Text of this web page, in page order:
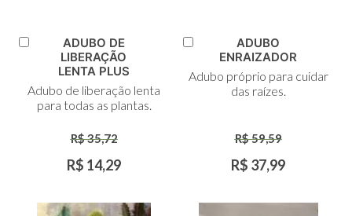
Adicionar
ADUBO DE
LIBERAÇÃO
LENTA PLUS
Adubo de liberação lenta
para todas as plantas.
R$ 35,72
R$ 14,29
Adicionar
Carrinho
ADUBO
ENRAIZADOR
Adubo próprio para cuidar
das raízes.
R$ 59,59
R$ 37,99